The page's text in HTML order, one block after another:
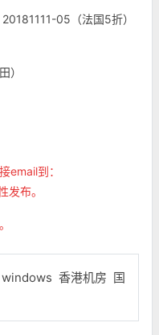
05（法国5折）
）
email到：
布。
windows 香港机房 国